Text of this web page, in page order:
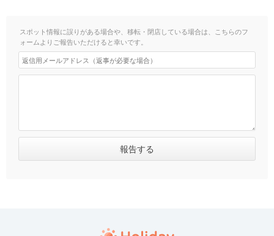
スポット情報に誤りがある場合や、移転・閉店している場合は、こちらのフ
ォームよりご報告いただけると幸いです。